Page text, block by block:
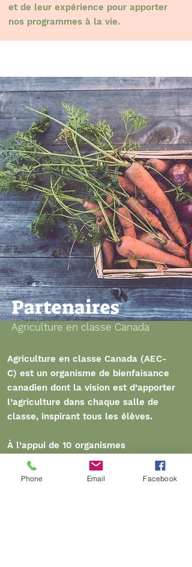
et de leur expérience pour apporter
nos programmes à la vie.
Partenaires
Agriculture en classe Canada
Agriculture en classe Canada (AEC-
C) est un organisme de bienfaisance
canadien dont la vision est d’apporter
l’agriculture dans chaque salle de
classe, inspirant tous les élèves.
À l’appui de 10 organismes
provinciaux, l’AEC-C aide à partager
des ressources et des programmes
Phone Email Facebook